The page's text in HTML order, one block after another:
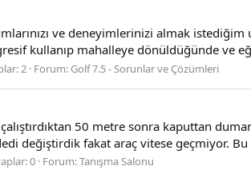
ve deneyimlerinizi almak
kullanıp mahalleye dönüldüğünde ve
2 Forum: Golf 7.5 - Sorunlar ve Çözümleri
50 metre sonra kaputtan
değiştirdik fakat araç vitese geçmiyor. Bu
0 Forum:Tanışma Salonu